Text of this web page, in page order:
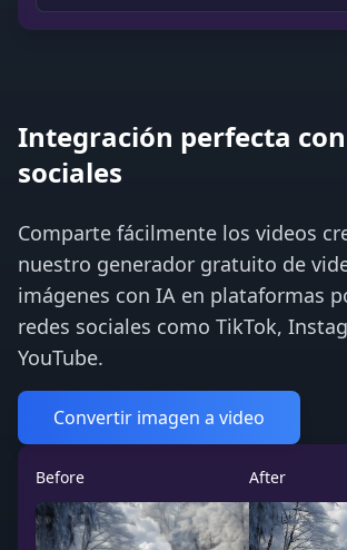
Integración perfecta
sociales
Comparte fácilmente los videos
nuestro generador gratuito de
imágenes con IA en plataformas
redes sociales como TikTok,
YouTube.
Convertir imagen a video
Before After